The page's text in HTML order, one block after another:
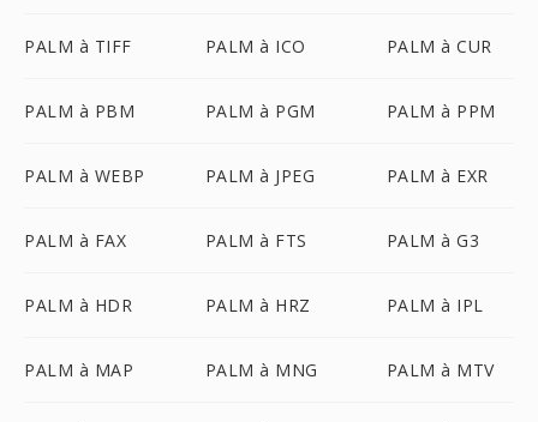
PALM à TIFF PALM à ICO PALM à CUR
PALM à PBM PALM à PGM PALM à PPM
PALM à WEBP PALM à JPEG PALM à EXR
PALM à FAX PALM à FTS PALM à G3
PALM à HDR PALM à HRZ PALM à IPL
PALM à MAP PALM à MNG PALM à MTV